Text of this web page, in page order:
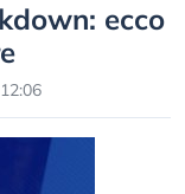
ecco